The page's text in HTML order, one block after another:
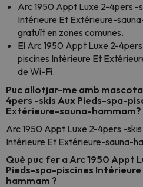
Arc 1950 Appt Luxe 2-4pers -
Intérieure Et Extérieure-
gratuït en zones comunes.
El Arc 1950 Appt Luxe 2-
piscines Intérieure Et
de Wi-Fi.
Puc allotjar-me amb
4pers -skis Aux Pieds-spa-
Extérieure-sauna-hammam?
Arc 1950 Appt Luxe 2-4pers -
Intérieure Et Extérieure-sauna-
Què puc fer a Arc 1950 Appt
Pieds-spa-piscines
hammam ?